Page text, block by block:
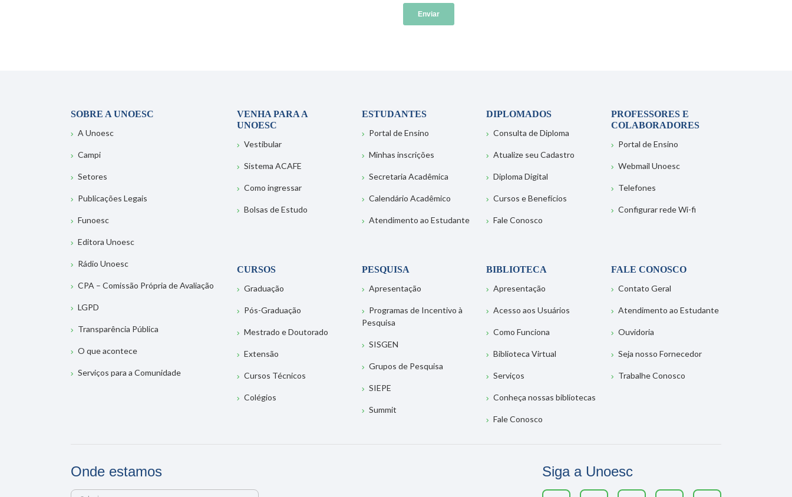
SOBRE A UNOESC
A Unoesc
Campi
Setores
Publicações Legais
Funoesc
Editora Unoesc
Rádio Unoesc
CPA – Comissão Própria de Avaliação
LGPD
Transparência Pública
O que acontece
Serviços para a Comunidade
VENHA PARA A
UNOESC
Vestibular
Sistema ACAFE
Como ingressar
Bolsas de Estudo
ESTUDANTES
Portal de Ensino
Minhas inscrições
Secretaria Acadêmica
Calendário Acadêmico
Atendimento ao Estudante
DIPLOMADOS
Consulta de Diploma
Atualize seu Cadastro
Diploma Digital
Cursos e Benefícios
Fale Conosco
PROFESSORES E
COLABORADORES
Portal de Ensino
Webmail Unoesc
Telefones
Configurar rede Wi-fi
CURSOS
Graduação
Pós-Graduação
Mestrado e Doutorado
Extensão
Cursos Técnicos
Colégios
PESQUISA
Apresentação
Programas de Incentivo à
Pesquisa
SISGEN
Grupos de Pesquisa
SIEPE
Summit
BIBLIOTECA
Apresentação
Acesso aos Usuários
Como Funciona
Biblioteca Virtual
Serviços
Conheça nossas bibliotecas
Fale Conosco
FALE CONOSCO
Contato Geral
Atendimento ao Estudante
Ouvidoria
Seja nosso Fornecedor
Trabalhe Conosco
Onde estamos Siga a Unoesc